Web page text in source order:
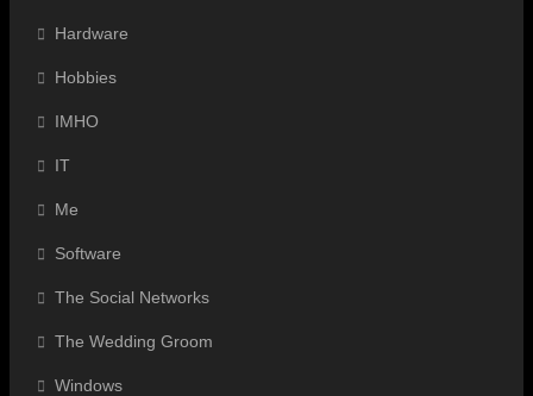
Hardware
Hobbies
IMHO
IT
Me
Software
The Social Networks
The Wedding Groom
Windows